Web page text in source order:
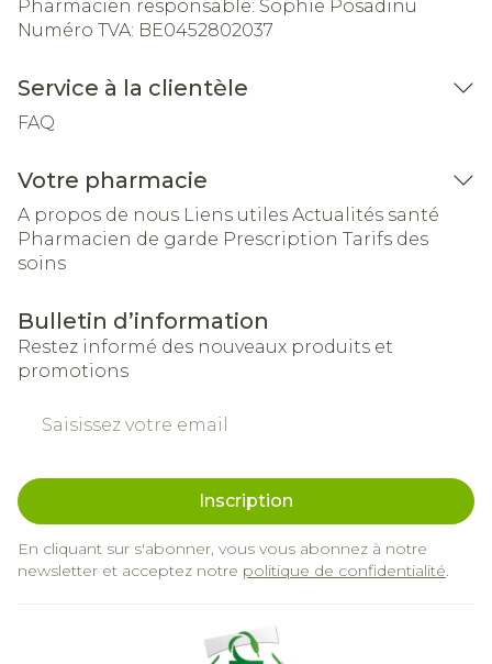
Pharmacien responsable: Sophie Posadinu
Numéro TVA: BE0452802037
Service à la clientèle
FAQ
Votre pharmacie
A propos de nous Liens utiles Actualités santé
Pharmacien de garde Prescription Tarifs des
soins
Bulletin d’information
Restez informé des nouveaux produits et
promotions
Inscription
En cliquant sur s'abonner, vous vous abonnez à notre
newsletter et acceptez notre politique de confidentialité.